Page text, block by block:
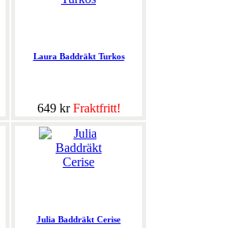
Laura Baddräkt Turkos
649 krFraktfritt!
Julia Baddräkt Cerise